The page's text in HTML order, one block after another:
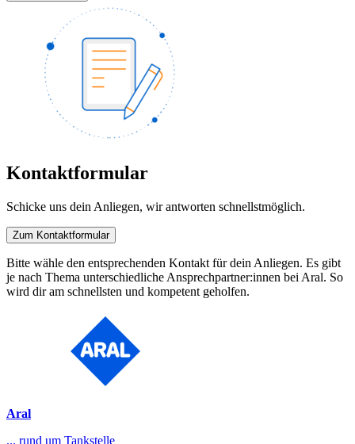
Kontaktformular
Schicke uns dein Anliegen, wir antworten schnellstmöglich.
Zum Kontaktformular
Bitte wähle den entsprechenden Kontakt für dein Anliegen. Es gibt
je nach Thema unterschiedliche Ansprechpartner:innen bei Aral. So
wird dir am schnellsten und kompetent geholfen.
Aral
... rund um Tankstelle